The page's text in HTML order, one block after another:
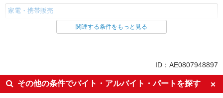
家電・携帯販売
同じ雇用形態から寺原駅の求人を探す
即日勤務OK
履歴書不要
Web面接OK
未経験歓迎
関連する条件をもっと見る
ID：AE0807948897
その他の条件でバイト・アルバイト・パートを探す